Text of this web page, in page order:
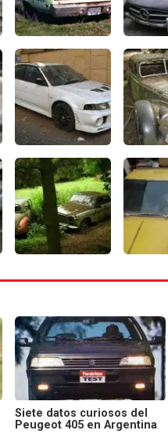
Siete datos curiosos del
Peugeot 405 en Argentina